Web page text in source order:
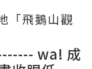
「飛鵝山觀
wa! 成